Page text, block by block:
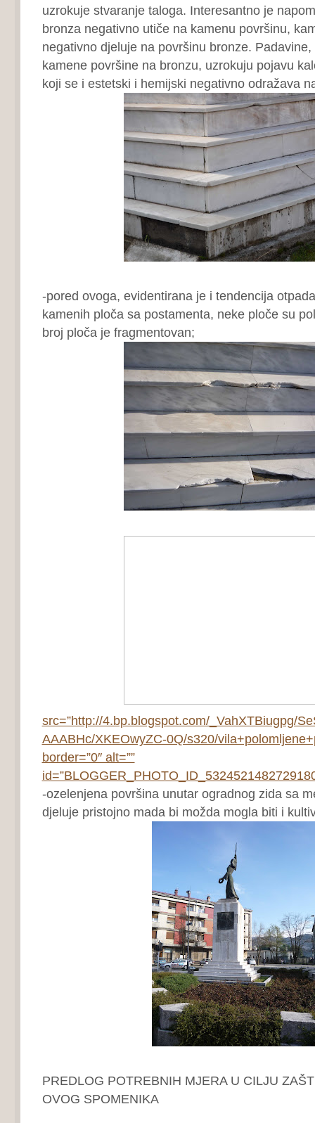
uzrokuje stvaranje taloga. Interesantno je
bronza negativno utiče na kamenu površinu,
negativno djeluje na površinu bronze.
kamene površine na bronzu, uzrokuju pojavu
koji se i estetski i hemijski negativno odražava
-pored ovoga, evidentirana je i tendencija
kamenih ploča sa postamenta, neke ploče su
broj ploča je fragmentovan;
src=”http://4.bp.blogspot.com/_VahXTBiugpg/
AAABHc/XKEOwyZC-0Q/s320/
border=”0″ alt=””
-ozelenjena površina unutar ogradnog zida sa
djeluje pristojno mada bi možda mogla biti i
PREDLOG POTREBNIH MJERA U CILJU
OVOG SPOMENIKA